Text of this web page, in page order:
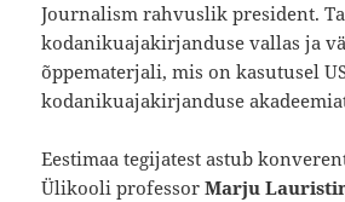
Journalism rahvuslik president.
kodanikuajakirjanduse vallas ja
õppematerjali, mis on kasutusel
kodanikuajakirjanduse
Eestimaa tegijatest astub
Ülikooli professorMarju